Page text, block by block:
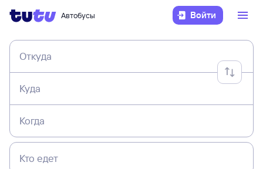
Автобусы Войти
Откуда
Куда
Когда
Кто едет